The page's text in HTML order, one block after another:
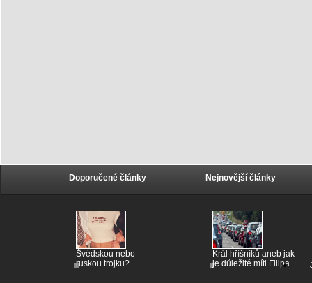
Doporučené články
Švédskou nebo
ruskou trojku?
Nejnovější články
Král hříšníků aneb jak
je důležité míti Filipa